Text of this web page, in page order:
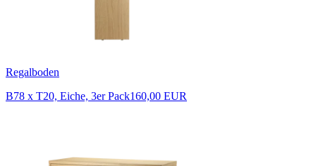
Regalboden
B78 x T20, Eiche, 3er Pack160,00 EUR